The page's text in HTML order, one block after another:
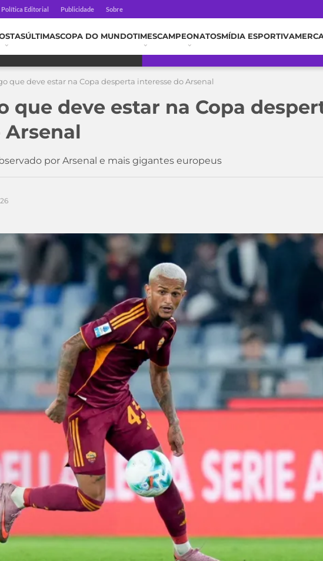
Política Editorial Publicidade Sobre
ÚLTIMASCOPA DO MUNDOTIMESCAMPEONATOSMÍDIA ESPORTIVA
que deve estar na Copa desperta interesse do Arsenal
que deve estar na Copa
por Arsenal e mais gigantes europeus